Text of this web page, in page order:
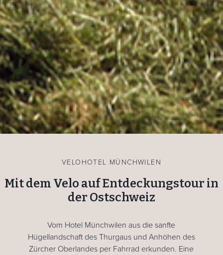
VELOHOTEL MÜNCHWILEN
Mit dem Velo auf Entdeckungstour in
der Ostschweiz
Vom Hotel Münchwilen aus die sanfte
Hügellandschaft des Thurgaus und Anhöhen des
Zürcher Oberlandes per Fahrrad erkunden. Eine